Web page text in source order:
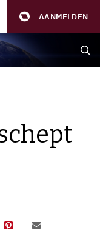
AANMELDEN